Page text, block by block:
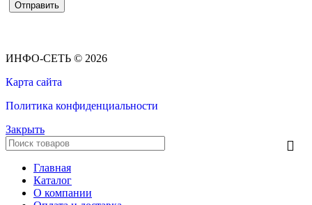
ИНФО-СЕТЬ © 2026
Карта сайта
Политика конфиденциальности
Закрыть
Главная
Каталог
О компании